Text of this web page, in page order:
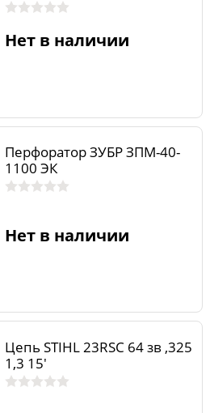
Нет в наличии
Перфоратор ЗУБР ЗПМ-40-
1100 ЭК
Нет в наличии
Цепь STIHL 23RSС 64 зв ,325
1,3 15'